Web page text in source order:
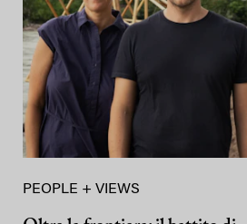
PEOPLE + VIEWS